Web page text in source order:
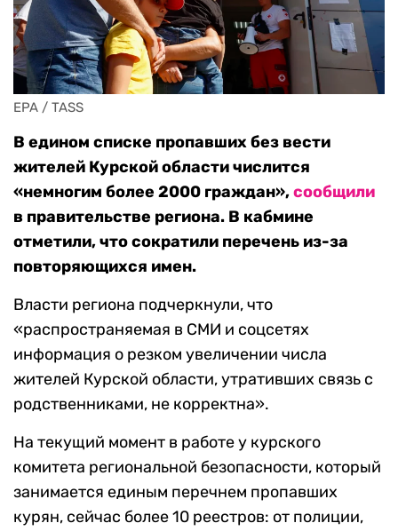
EPA / TASS
В едином списке пропавших без вести
жителей Курской области числится
«немногим более 2000 граждан»,сообщили
в правительстве региона. В кабмине
отметили, что сократили перечень из-за
повторяющихся имен.
Власти региона подчеркнули, что
«распространяемая в СМИ и соцсетях
информация о резком увеличении числа
жителей Курской области, утративших связь с
родственниками, не корректна».
На текущий момент в работе у курского
комитета региональной безопасности, который
занимается единым перечнем пропавших
курян, сейчас более 10 реестров: от полиции,